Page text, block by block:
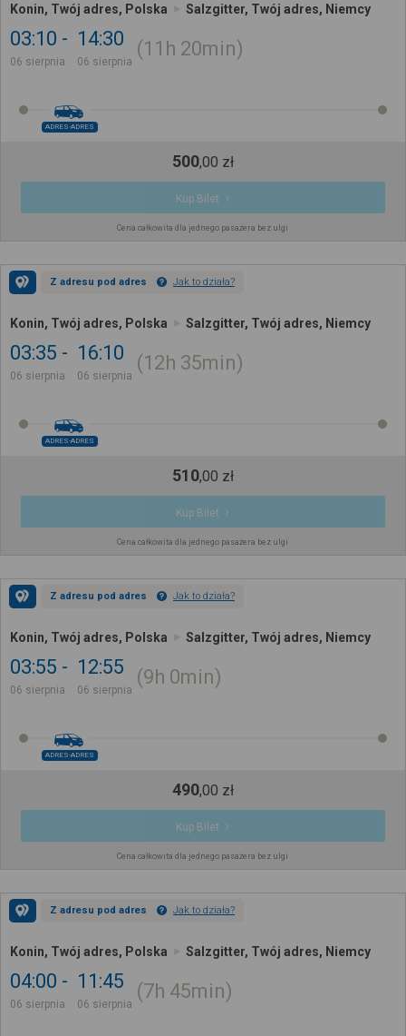
Konin, Twój adres, Polska Salzgitter, Twój adres, Niemcy
03:10
06 sierpnia
14:30
06 sierpnia
11h 20min
ADRES-ADRES
500,00 zł
Kup Bilet
Cena całkowita dla jednego pasażera bez ulgi
Z adresu pod adres Jak to działa?
Konin, Twój adres, Polska Salzgitter, Twój adres, Niemcy
03:35
06 sierpnia
16:10
06 sierpnia
12h 35min
ADRES-ADRES
510,00 zł
Kup Bilet
Cena całkowita dla jednego pasażera bez ulgi
Z adresu pod adres Jak to działa?
Konin, Twój adres, Polska Salzgitter, Twój adres, Niemcy
03:55
06 sierpnia
12:55
06 sierpnia
9h 0min
ADRES-ADRES
490,00 zł
Kup Bilet
Cena całkowita dla jednego pasażera bez ulgi
Z adresu pod adres Jak to działa?
Konin, Twój adres, Polska Salzgitter, Twój adres, Niemcy
04:00
06 sierpnia
11:45
06 sierpnia
7h 45min